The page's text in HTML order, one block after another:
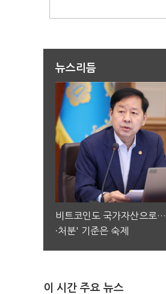
뉴스리듬
비트코인도 국가자산으로
·처분' 기준은 숙제
이 시간 주요 뉴스